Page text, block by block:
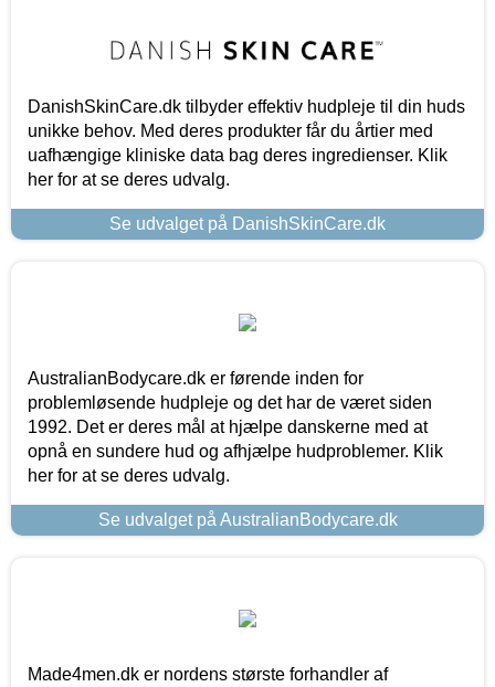
DanishSkinCare.dk tilbyder effektiv hudpleje til din huds
unikke behov. Med deres produkter får du årtier med
uafhængige kliniske data bag deres ingredienser. Klik
her for at se deres udvalg.
Se udvalget på DanishSkinCare.dk
AustralianBodycare.dk er førende inden for
problemløsende hudpleje og det har de været siden
1992. Det er deres mål at hjælpe danskerne med at
opnå en sundere hud og afhjælpe hudproblemer. Klik
her for at se deres udvalg.
Se udvalget på AustralianBodycare.dk
Made4men.dk er nordens største forhandler af